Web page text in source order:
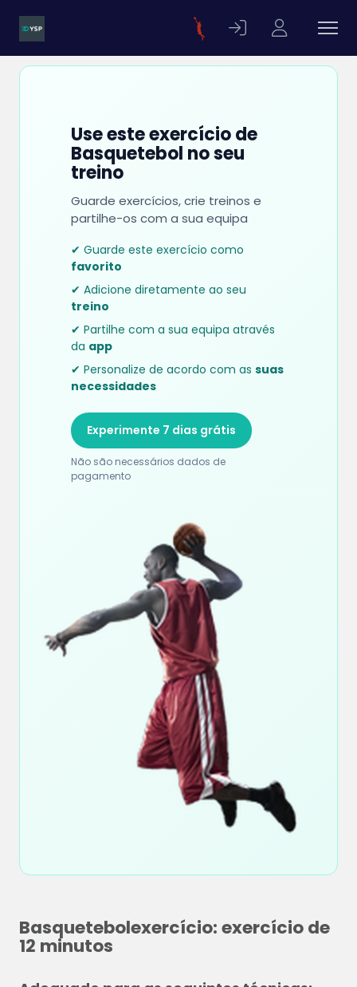
Use este exercício de
Basquetebol no seu
treino
Guarde exercícios, crie treinos e
partilhe-os com a sua equipa
✔ Guarde este exercício como
favorito
✔ Adicione diretamente ao seu
treino
✔ Partilhe com a sua equipa através
da app
✔ Personalize de acordo com as suas
necessidades
Experimente 7 dias grátis
Não são necessários dados de
pagamento
Basquetebolexercício: exercício de
12 minutos